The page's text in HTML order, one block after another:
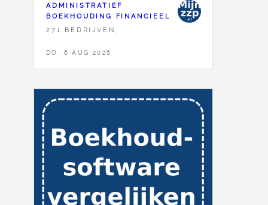
ADMINISTRATIEF
BOEKHOUDING FINANCIEEL
271 BEDRIJVEN,
DO, 6 AUG 2026